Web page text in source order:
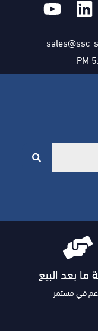
sales@ssc-
PM
بعد البيع
في مستمر